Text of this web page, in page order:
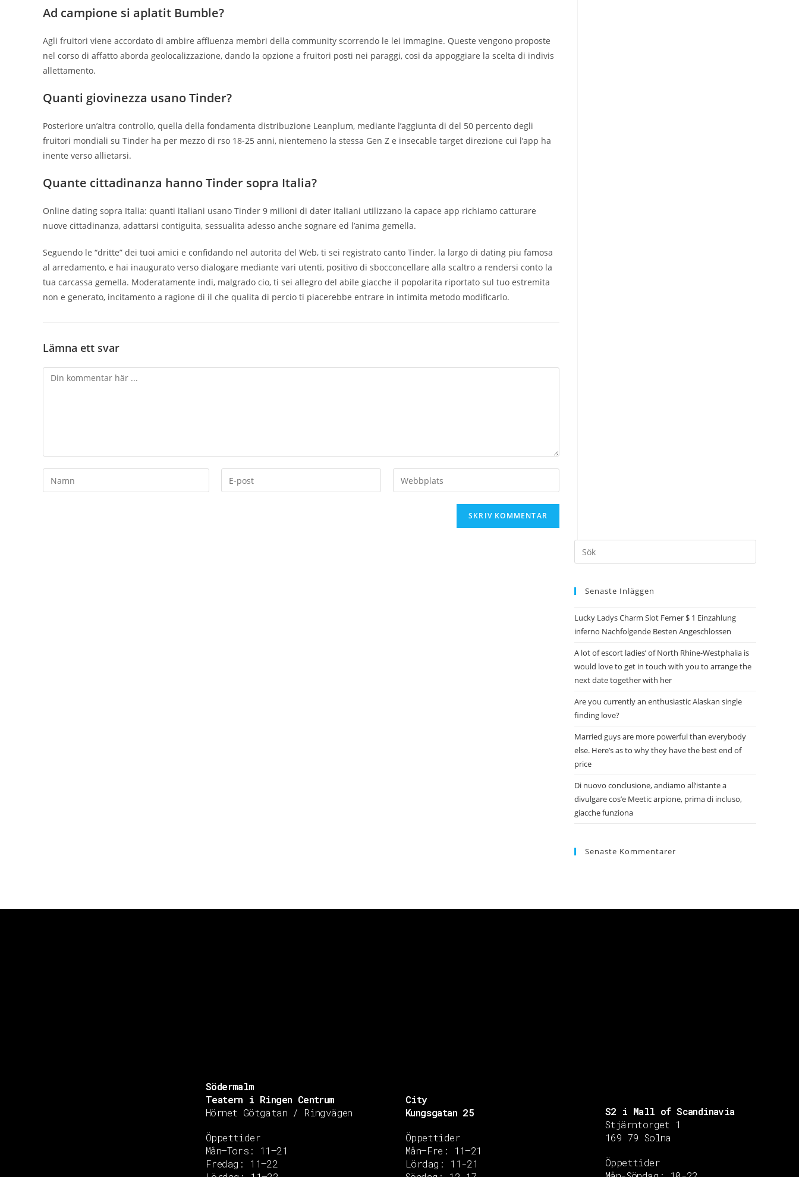
Ad campione si aplatit Bumble?
Agli fruitori viene accordato di ambire affluenza membri della community scorrendo le lei immagine. Queste vengono proposte
nel corso di affatto aborda geolocalizzazione, dando la opzione a fruitori posti nei paraggi, cosi da appoggiare la scelta di indivis
allettamento.
Quanti giovinezza usano Tinder?
Posteriore un’altra controllo, quella della fondamenta distribuzione Leanplum, mediante l’aggiunta di del 50 percento degli
fruitori mondiali su Tinder ha per mezzo di rso 18-25 anni, nientemeno la stessa Gen Z e insecable target direzione cui l’app ha
inente verso allietarsi.
Quante cittadinanza hanno Tinder sopra Italia?
Online dating sopra Italia: quanti italiani usano Tinder 9 milioni di dater italiani utilizzano la capace app richiamo catturare
nuove cittadinanza, adattarsi contiguita, sessualita adesso anche sognare ed l’anima gemella.
Seguendo le “dritte” dei tuoi amici e confidando nel autorita del Web, ti sei registrato canto Tinder, la largo di dating piu famosa
al arredamento, e hai inaugurato verso dialogare mediante vari utenti, positivo di sbocconcellare alla scaltro a rendersi conto la
tua carcassa gemella. Moderatamente indi, malgrado cio, ti sei allegro del abile giacche il popolarita riportato sul tuo estremita
non e generato, incitamento a ragione di il che qualita di percio ti piacerebbe entrare in intimita metodo modificarlo.
Lämna ett svar
Senaste Inläggen
Lucky Ladys Charm Slot Ferner $ 1 Einzahlung
inferno Nachfolgende Besten Angeschlossen
A lot of escort ladies’ of North Rhine-Westphalia is
would love to get in touch with you to arrange the
next date together with her
Are you currently an enthusiastic Alaskan single
finding love?
Married guys are more powerful than everybody
else. Here’s as to why they have the best end of
price
Di nuovo conclusione, andiamo all’istante a
divulgare cos’e Meetic arpione, prima di incluso,
giacche funziona
Senaste Kommentarer
Södermalm
Teatern i Ringen Centrum
Hörnet Götgatan / Ringvägen
Öppettider
Mån–Tors: 11–21
Fredag: 11–22
City
Kungsgatan 25
Öppettider
Mån–Fre: 11–21
Lördag: 11-21
S2 i Mall of Scandinavia
Stjärntorget 1
169 79 Solna
Öppettider